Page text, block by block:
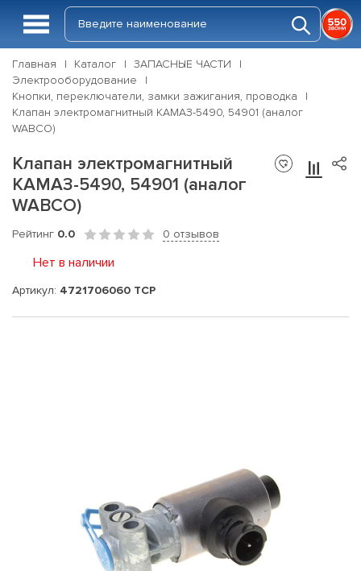
Главная Каталог
ЗАПАСНЫЕ ЧАСТИ
Электрооборудование
Кнопки, переключатели, замки зажигания, проводка
Клапан электромагнитный КАМАЗ-5490, 54901 (аналог
WABCO)
Клапан электромагнитный
КАМАЗ-5490, 54901 (аналог
WABCO)
Рейтинг 0.0 0 отзывов
Нет в наличии
Артикул: 4721706060 ТСР